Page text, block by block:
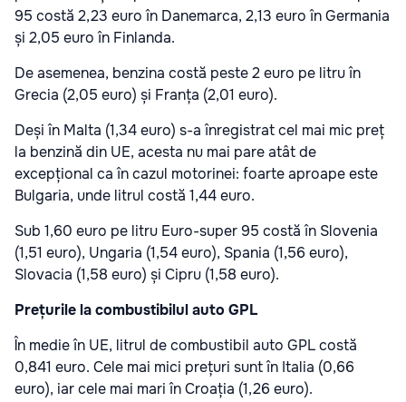
95 costă 2,23 euro în Danemarca, 2,13 euro în Germania
și 2,05 euro în Finlanda.
De asemenea, benzina costă peste 2 euro pe litru în
Grecia (2,05 euro) și Franța (2,01 euro).
Deși în Malta (1,34 euro) s-a înregistrat cel mai mic preț
la benzină din UE, acesta nu mai pare atât de
excepțional ca în cazul motorinei: foarte aproape este
Bulgaria, unde litrul costă 1,44 euro.
Sub 1,60 euro pe litru Euro-super 95 costă în Slovenia
(1,51 euro), Ungaria (1,54 euro), Spania (1,56 euro),
Slovacia (1,58 euro) și Cipru (1,58 euro).
Prețurile la combustibilul auto GPL
În medie în UE, litrul de combustibil auto GPL costă
0,841 euro. Cele mai mici prețuri sunt în Italia (0,66
euro), iar cele mai mari în Croația (1,26 euro).